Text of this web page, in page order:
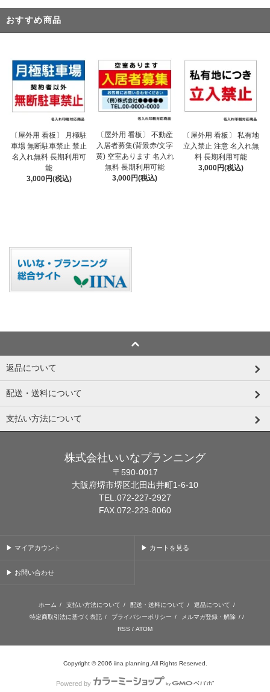
おすすめ商品
〔屋外用 看板〕 月極駐
車場 無断駐車禁止 禁止
名入れ無料 長期利用可
能
3,000円(税込)
〔屋外用 看板〕 不動産
入居者募集(背景赤/文字
黄) 空室あります 名入れ
無料 長期利用可能
3,000円(税込)
〔屋外用 看板〕 私有地
立入禁止 注意 名入れ無
料 長期利用可能
3,000円(税込)
返品について
配送・送料について
支払い方法について
株式会社いいなプランニング
〒590-0017
大阪府堺市堺区北田出井町1-6-10
TEL.072-227-2927
FAX.072-229-8060
▶ マイアカウント ▶ カートを見る
▶ お問い合わせ
ホーム / 支払い方法について / 配送・送料について / 返品について /
特定商取引法に基づく表記 / プライバシーポリシー / メルマガ登録・解除 / /
RSS / ATOM
Copyright © 2006 iina planning.All Rights Reserved.
Powered by